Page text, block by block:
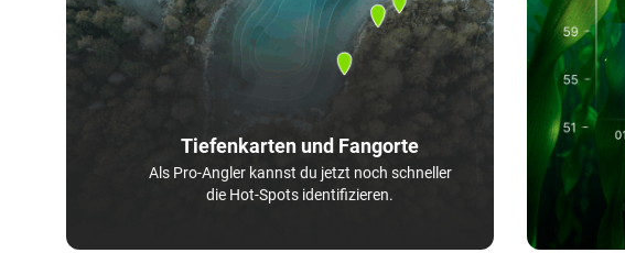
Tiefenkarten und Fangorte
Als Pro-Angler kannst du jetzt noch schneller
die Hot-Spots identifizieren.